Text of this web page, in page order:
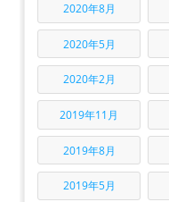
2020年8月
2020年5月
2020年2月
2019年11月
2019年8月
2019年5月